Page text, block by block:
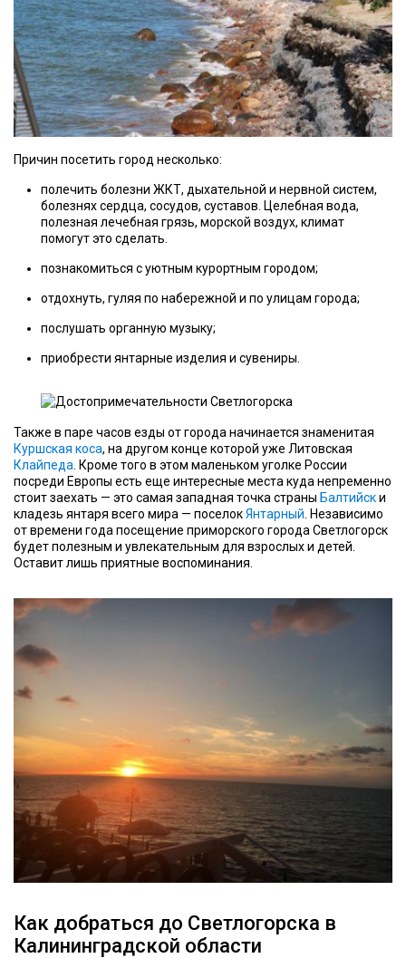
Причин посетить город несколько:
полечить болезни ЖКТ, дыхательной и нервной систем,
болезнях сердца, сосудов, суставов. Целебная вода,
полезная лечебная грязь, морской воздух, климат
помогут это сделать.
познакомиться с уютным курортным городом;
отдохнуть, гуляя по набережной и по улицам города;
послушать органную музыку;
приобрести янтарные изделия и сувениры.
Также в паре часов езды от города начинается знаменитая
Куршская коса, на другом конце которой уже Литовская
Клайпеда . Кроме того в этом маленьком уголке России
посреди Европы есть еще интересные места куда непременно
стоит заехать — это самая западная точка страны Балтийски
кладезь янтаря всего мира — поселокЯнтарный . Независимо
от времени года посещение приморского города Светлогорск
будет полезным и увлекательным для взрослых и детей.
Оставит лишь приятные воспоминания.
Как добраться до Светлогорска в
Калининградской области